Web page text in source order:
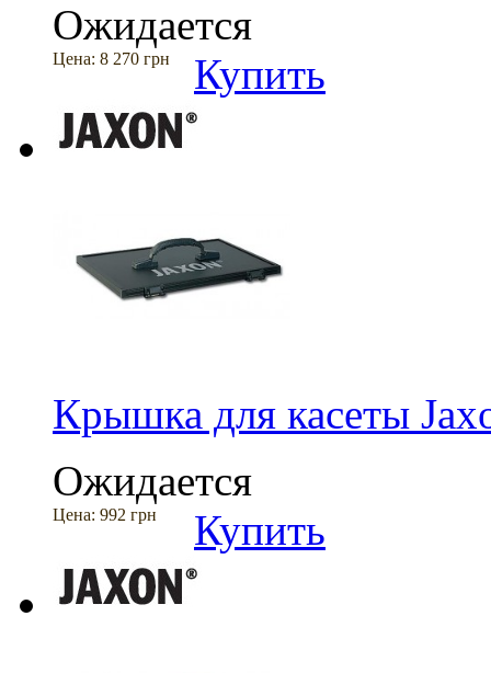
Ожидается
Цена: 8 270 грн Купить
Крышка для касеты
Ожидается
Цена: 992 грн Купить